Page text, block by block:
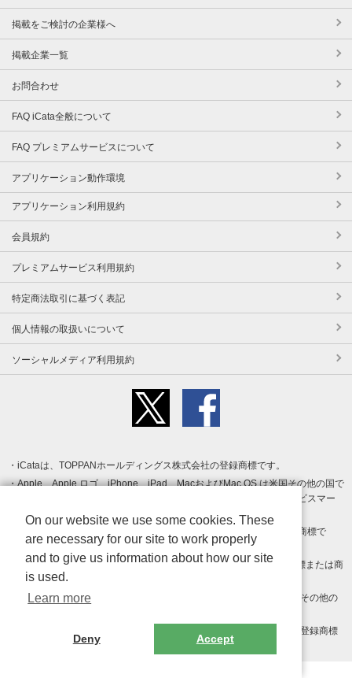
掲載をご検討の企業様へ
掲載企業一覧
お問合わせ
FAQ iCata全般について
FAQ プレミアムサービスについて
アプリケーション動作環境
アプリケーション利用規約
会員規約
プレミアムサービス利用規約
特定商法取引に基づく表記
個人情報の取扱いについて
ソーシャルメディア利用規約
iCataは、TOPPANホールディングス株式会社の登録商標です。
Apple、Apple ロゴ、iPhone、iPad、MacおよびMac OS は米国その他の国で
登録された Apple Inc. の商標です。App Store は Apple Inc. のサービスマー
クです。
Android、Google Play および Google Play ロゴ は Google LLC の商標で
す。
Windows は Microsoft Inc.の米国およびその他の国における登録商標または商
標です。
Adobe、Adobe Reader、Adobe PDF は、Adobe Inc.の米国およびその他の
その他、記載されている会社名、商品名、ロゴは各社の商標または登録商標
On our website we use some cookies. These
are necessary for our site to work properly
and to give us information about how our site
is used.
Learn more
Deny Accept